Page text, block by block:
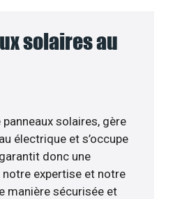
solaires au
solaires, gère
électrique et s’occupe
donc une
expertise et notre
manière sécurisée et